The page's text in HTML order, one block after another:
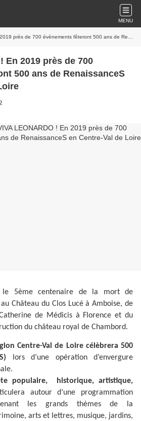
MENU
700 évènements fêteront 500 ans de RenaissanceS en Centre-Val de Loire
500 ans de RenaissanceS
le 5ème centenaire de la mort de
Château du Clos Lucé à Amboise, de
de Médicis à Florence et du
du château royal de Chambord.
Centre-Val de Loire célèbrera 500
lors d’une opération d’envergure
populaire, historique, artistique,
autour d’une programmation
les grands thèmes de la
arts et lettres, musique, jardins,